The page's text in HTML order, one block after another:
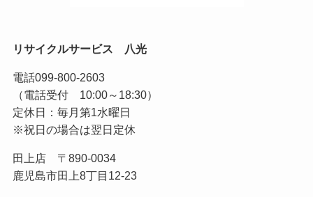
リサイクルサービス 八光
電話099-800-2603
（電話受付 10:00～18:30）
定休日：毎月第1水曜日
※祝日の場合は翌日定休
田上店 〒890-0034
鹿児島市田上8丁目12-23